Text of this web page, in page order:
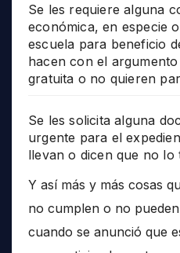
Se les requiere alguna
económica, en especie
escuela para beneficio
hacen con el
gratuita o no quieren
Se les solicita alguna
urgente para el
llevan o dicen que no lo
Y así más y más cosas
no cumplen o no
cuando se anunció que